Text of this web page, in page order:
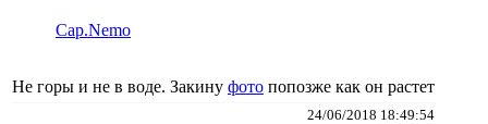
Cap.Nemo
Не горы и не в воде. Закину фото попозже как он растет
24/06/2018 18:49:54